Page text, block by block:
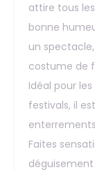
attire tous
bonne
un
costume de
Idéal pour
festivals, il
Faites